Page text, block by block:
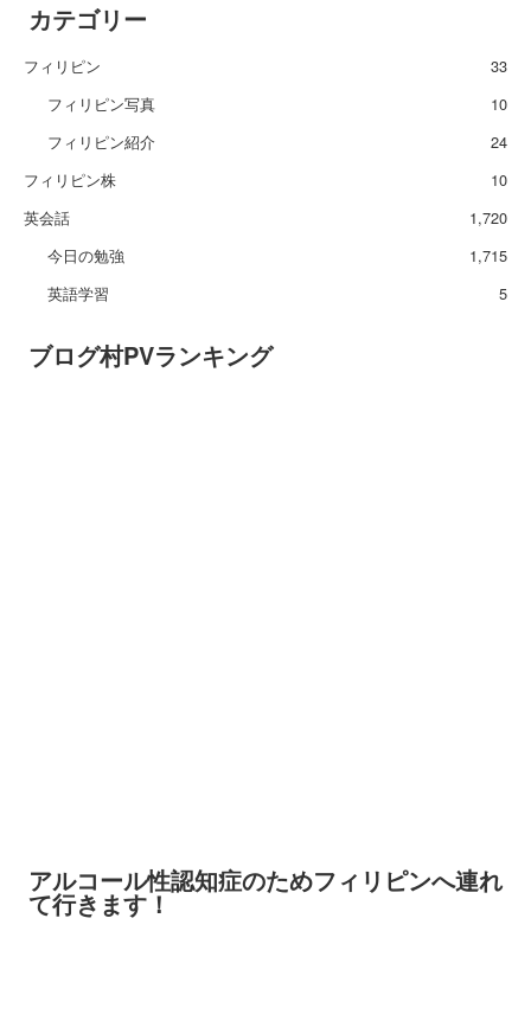
カテゴリー
フィリピン
33
フィリピン写真
10
フィリピン紹介
24
フィリピン株
10
英会話
1,720
今日の勉強
1,715
英語学習
5
ブログ村PVランキング
アルコール性認知症のためフィリピンへ連れ
て行きます！